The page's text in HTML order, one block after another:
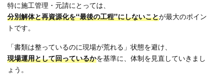
特に施工管理・元請にとっては、
分別解体と再資源化を“最後の工程”にしないことが最大のポイン
トです。
「書類は整っているのに現場が荒れる」状態を避け、
現場運用として回っているかを基準に、体制を見直していきまし
ょう。